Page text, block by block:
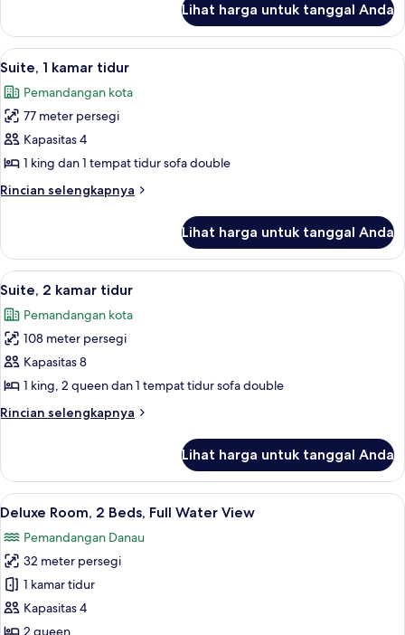
Tidur
Queen
Kamar
Deluks,
2
Tidur
Queen
Lihat harga untuk tanggal Anda
Lihat
semua
foto
untuk
Suite,
1
kamar
tidur
9
Suite, 1 kamar tidur
Pemandangan kota
77 meter persegi
Kapasitas 4
1 king dan 1 tempat tidur sofa double
Rincian selengkapnya
Rincian
Suite,
kamar
Lihat harga untuk tanggal Anda
Lihat
semua
foto
untuk
Suite,
2
kamar
tidur
11
Suite, 2 kamar tidur
Pemandangan kota
108 meter persegi
Kapasitas 8
1 king, 2 queen dan 1 tempat tidur sofa double
Rincian selengkapnya
Rincian
Suite,
kamar
Lihat harga untuk tanggal Anda
Lihat
semua
foto
untuk
Deluxe
Room,
2
10
Deluxe Room, 2 Beds, Full Water View
Pemandangan Danau
32 meter persegi
1 kamar tidur
Kapasitas 4
2 queen